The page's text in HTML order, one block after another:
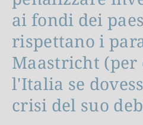
ai fondi dei
rispettano i
Maastricht (per
l'Italia se
crisi del suo